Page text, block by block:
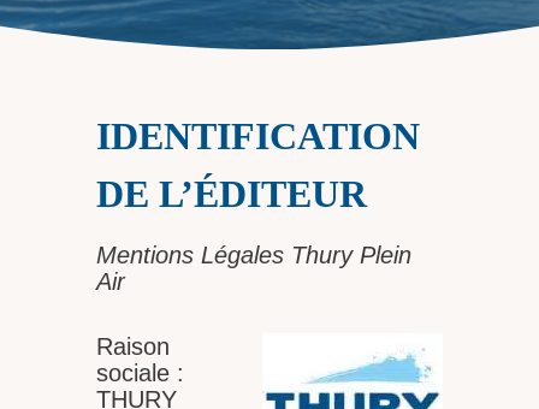
IDENTIFICATION
DE L’ÉDITEUR
Mentions Légales Thury Plein
Air
Raison
sociale :
THURY